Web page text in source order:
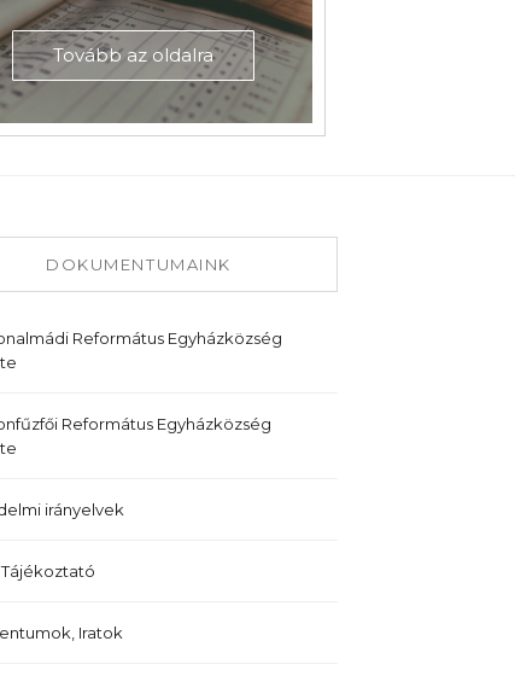
Tovább az oldalra
DOKUMENTUMAINK
Református Egyházközség
Református Egyházközség
irányelvek
Iratok